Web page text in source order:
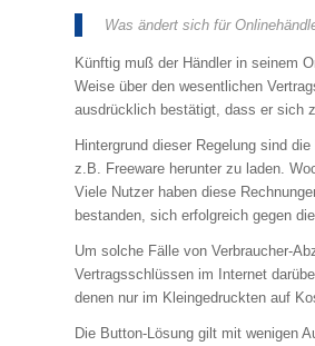
Was ändert sich für
Künftig muß der Händler in seinem
Weise über den wesentlichen
ausdrücklich bestätigt, dass er sich
Hintergrund dieser Regelung sind
z.B. Freeware herunter zu laden.
Viele Nutzer haben diese
bestanden, sich erfolgreich gegen
Um solche Fälle von Verbraucher-
Vertragsschlüssen im Internet
denen nur im Kleingedruckten auf
Die Button-Lösung gilt mit wenigen